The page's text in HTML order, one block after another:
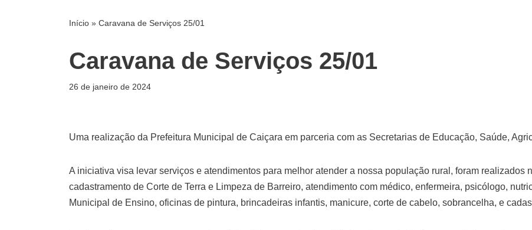
Início » Caravana de Serviços 25/01
Caravana de Serviços 25/01
26 de janeiro de 2024
Uma realização da Prefeitura Municipal de Caiçara em parceria com as Secretarias de Educação, Saúde,
A iniciativa visa levar serviços e atendimentos para melhor atender a nossa população rural, foram realizados
cadastramento de Corte de Terra e Limpeza de Barreiro, atendimento com médico, enfermeira, psicólogo,
Municipal de Ensino, oficinas de pintura, brincadeiras infantis, manicure, corte de cabelo, sobrancelha, e